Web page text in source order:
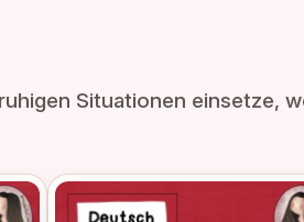
Situationen einsetze,